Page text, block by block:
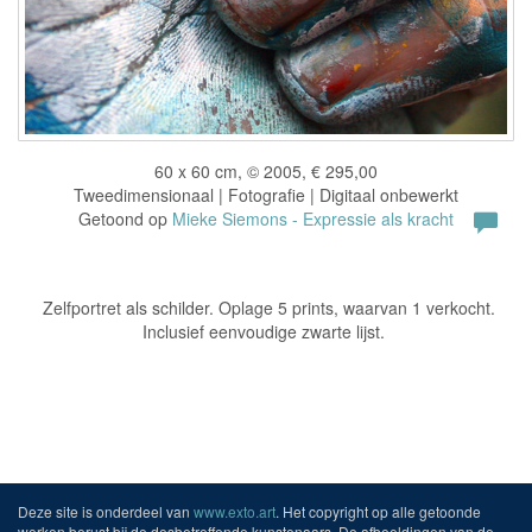
60 x 60 cm, © 2005, € 295,00
Tweedimensionaal | Fotografie | Digitaal onbewerkt
Getoond op Mieke Siemons - Expressie als kracht
Zelfportret als schilder. Oplage 5 prints, waarvan 1 verkocht.
Inclusief eenvoudige zwarte lijst.
Deze site is onderdeel van www.exto.art. Het copyright op alle getoonde